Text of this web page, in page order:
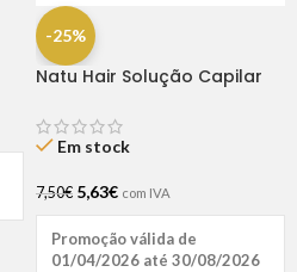
-25%
Natu Hair Solução Capilar
Em stock
7,50€ 5,63€ com IVA
Promoção válida de
01/04/2026 até 30/08/2026